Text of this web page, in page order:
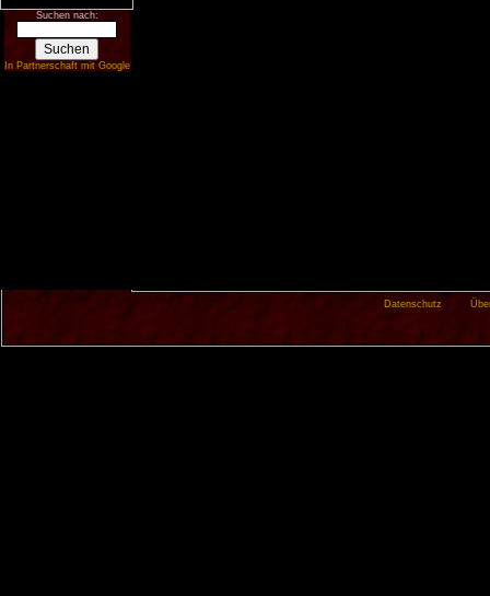
Suchen nach:
In Partnerschaft mit Google
Datenschutz